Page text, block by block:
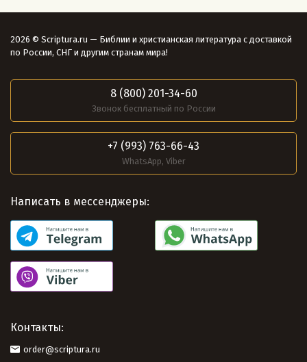
2026 © Scriptura.ru — Библии и христианская литература с доставкой
по России, СНГ и другим странам мира!
8 (800) 201-34-60
Звонок бесплатный по России
+7 (993) 763-66-43
WhatsApp, Viber
Написать в мессенджеры:
Контакты:
order@scriptura.ru